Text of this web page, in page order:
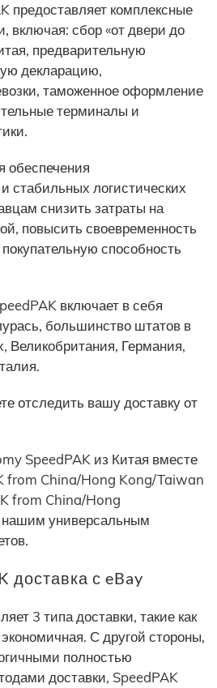
предоставляет комплексные
включая: сбор «от двери до
предварительную
декларацию,
таможенное оформление
терминалы и
обеспечения
стабильных логистических
снизить затраты на
повысить своевременность
способность
включает в себя
большинство штатов в
Великобритания, Германия,
отследить вашу доставку от
SpeedPAK из Китая вместе
from China/Hong Kong/Taiwan
from China/Hong
нашим универсальным
доставка с eBay
3 типа доставки, такие как
С другой стороны,
полностью
доставки, SpeedPAK